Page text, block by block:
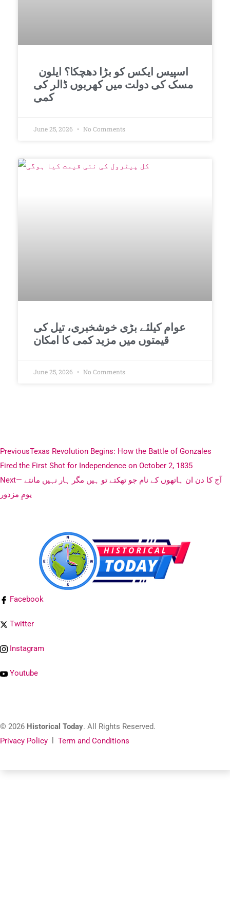
مسک کی دولت میں کھربوں ڈالر کی
کمی
June 25, 2026 No Comments
عوام کیلئے بڑی خوشخبری، تیل کی
قیمتوں میں مزید کمی کا امکان
June 25, 2026 No Comments
PreviousTexas Revolution Begins: How the Battle of Gonzales
Fired the First Shot for Independence on October 2, 1835
Nextآج کا دن ان ہاتھوں کے نام جو تھکتے تو ہیں مگر ہار نہیں مانتے —
یومِ مزدور
Facebook
Twitter
Instagram
Youtube
© 2026 Historical Today. All Rights Reserved.
Privacy Policy
Term and Conditions